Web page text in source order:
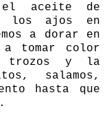
el aceite de
los ajos en
a dorar en
a tomar color
trozos y la
salamos,
hasta que